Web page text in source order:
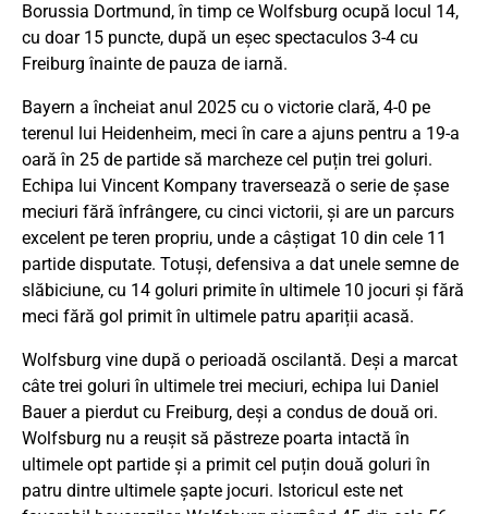
Borussia Dortmund, în timp ce Wolfsburg ocupă locul 14,
cu doar 15 puncte, după un eșec spectaculos 3-4 cu
Freiburg înainte de pauza de iarnă.
Bayern a încheiat anul 2025 cu o victorie clară, 4-0 pe
terenul lui Heidenheim, meci în care a ajuns pentru a 19-a
oară în 25 de partide să marcheze cel puțin trei goluri.
Echipa lui Vincent Kompany traversează o serie de șase
meciuri fără înfrângere, cu cinci victorii, și are un parcurs
excelent pe teren propriu, unde a câștigat 10 din cele 11
partide disputate. Totuși, defensiva a dat unele semne de
slăbiciune, cu 14 goluri primite în ultimele 10 jocuri și fără
meci fără gol primit în ultimele patru apariții acasă.
Wolfsburg vine după o perioadă oscilantă. Deși a marcat
câte trei goluri în ultimele trei meciuri, echipa lui Daniel
Bauer a pierdut cu Freiburg, deși a condus de două ori.
Wolfsburg nu a reușit să păstreze poarta intactă în
ultimele opt partide și a primit cel puțin două goluri în
patru dintre ultimele șapte jocuri. Istoricul este net